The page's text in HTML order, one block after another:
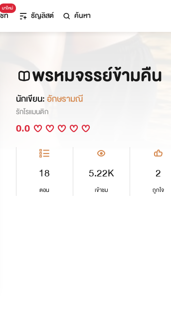
มาใหม่
ท ธัญลิสต์ ค้นหา
พรหมจรรย์ข้ามคืน
นักเขียน:อักษรามณี
รักโรแมนติก
0.0
18
ตอน
5.22K
เข้าชม
2
ถูกใจ